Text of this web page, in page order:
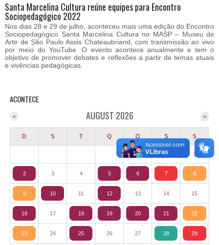
Santa Marcelina Cultura reúne equipes para Encontro
Sociopedagógico 2022
Nos dias 28 e 29 de julho, aconteceu mais uma edição do Encontro
Sociopedagógico Santa Marcelina Cultura no MASP – Museu de
Arte de São Paulo Assis Chateaubriand, com transmissão ao vivo
por meio do YouTube. O evento acontece anualmente e tem o
objetivo de promover debates e reflexões a partir de temas atuais
e vivências pedagógicas.
ACONTECE
AUGUST 2026 >
<
D S T Q Q S S
1
2 3 4 5 6 7 8
9 10 11 12 13 14 15
16 17 18 19 20 21 22
23 24 25 26 27 28 29